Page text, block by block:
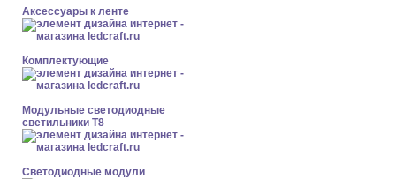
Аксессуары к ленте
Комплектующие
Модульные светодиодные
светильники Т8
Светодиодные модули